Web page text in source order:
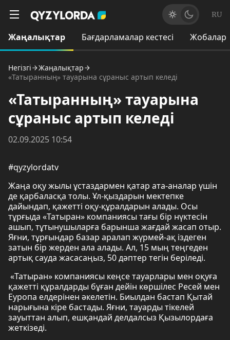
RU
Жаңалықтар Бағдарламалар кестесі Жобалар
Негізгі
Жаңалықтар
«Татыранның» тауарына сұраныс артып келеді
«Татыранның» тауарына
сұраныс артып келеді
02.09.2025 10:54
#qyzylordatv
Жаңа оқу жылы ұстаздармен қатар ата-аналар үшін
де қарбаласқа толы. Ұл-қыздарын мектепке
дайындап, қажетті оқу-құралдарын алады. Осы
тұрғыда «Татыран» компаниясы тағы бір нүктесін
ашып, тұтынушыларға барынша жағдай жасап отыр.
Яғни, тұрғындар базар аралап жүрмей-ақ іздеген
затын бір жерден ала алады. Ал, 15 мың теңгеден
артық сауда жасасаңыз, 50 дәптер тегін беріледі.
«Татыран» компаниясы кеңсе тауарлары мен оқуға
қажетті құралдарды бұған дейін көршілес Ресей мен
Еуропа елдерінен әкелетін. Биылдан бастап Қытай
нарығына кіре бастады. Яғни, тауарды тікелей
зауыттан алып, ешқандай делдалсыз Қызылордаға
жеткізеді.